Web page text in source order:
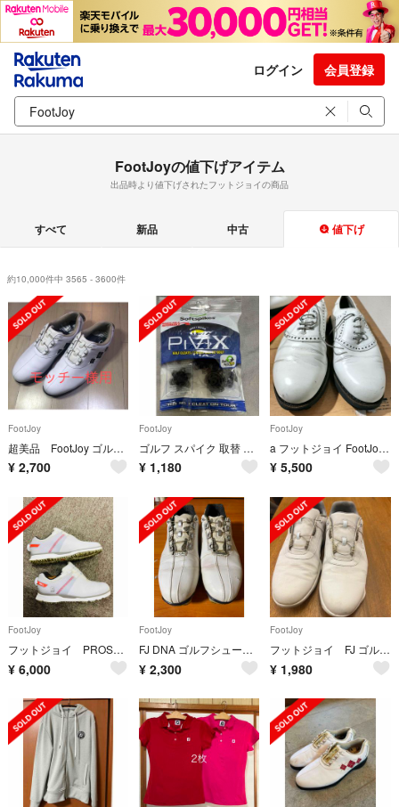
ログイン 会員登録
FootJoyの値下げアイテム
出品時より値下げされたフットジョイの商品
すべて 新品 中古 値下げ
約10,000件中 3565 - 3600件
FootJoy
超美品 FootJoy ゴルフシューズ 24時間以内の宅急便発送致します
¥ 2,700
FootJoy
ゴルフ スパイク 取替 鋲 18個入り PIVIX Fast twist 3.0
¥ 1,180
FootJoy
a フットジョイ FootJoy ゴルフシューズ 詰め合わせ 7 1/2
¥ 5,500
FootJoy
フットジョイ PROSL BOA
¥ 6,000
FootJoy
FJ DNA ゴルフシューズ
¥ 2,300
FootJoy
フットジョイ FJ ゴルフシューズ 白
¥ 1,980